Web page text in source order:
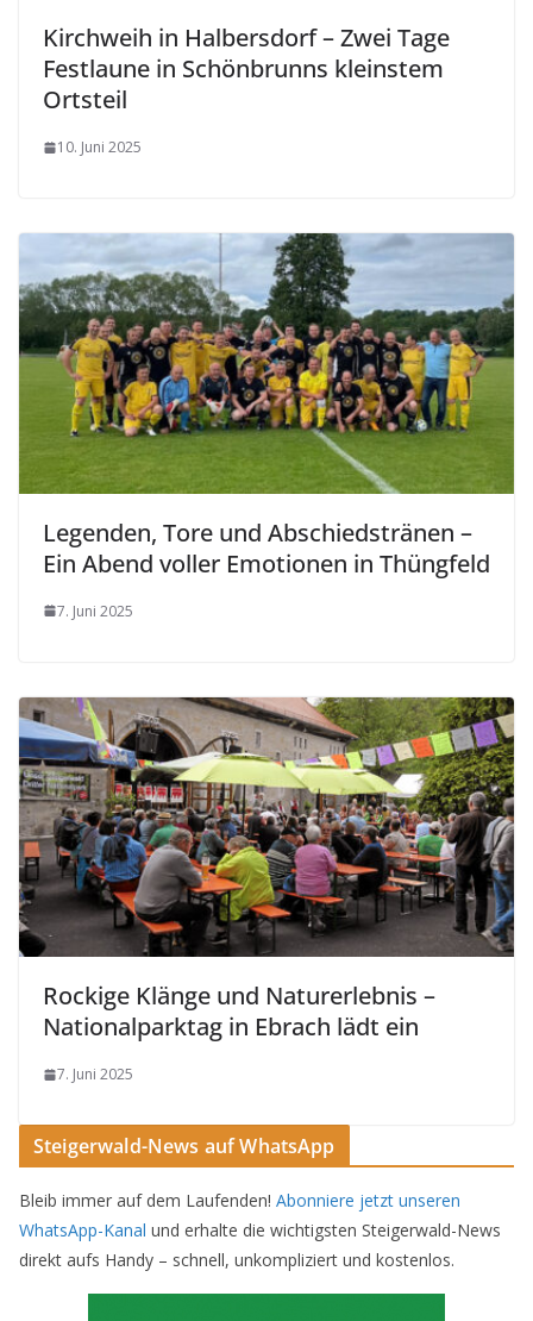
Kirchweih in Halbersdorf – Zwei Tage
Festlaune in Schönbrunns kleinstem
Ortsteil
10. Juni 2025
Legenden, Tore und Abschiedstränen –
Ein Abend voller Emotionen in Thüngfeld
7. Juni 2025
Rockige Klänge und Naturerlebnis –
Nationalparktag in Ebrach lädt ein
7. Juni 2025
Steigerwald-News auf WhatsApp
Bleib immer auf dem Laufenden! Abonniere jetzt unseren
WhatsApp-Kanal und erhalte die wichtigsten Steigerwald-News
direkt aufs Handy – schnell, unkompliziert und kostenlos.